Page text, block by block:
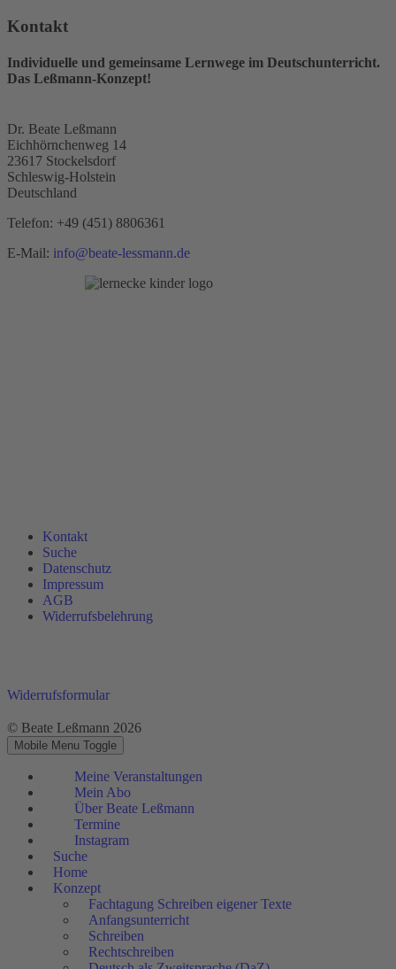
Kontakt
Individuelle und gemeinsame Lernwege im Deutschunterricht.
Das Leßmann-Konzept!
Dr. Beate Leßmann
Eichhörnchenweg 14
23617 Stockelsdorf
Schleswig-Holstein
Deutschland
Telefon: +49 (451) 8806361
E-Mail: info@beate-lessmann.de
Kontakt
Suche
Datenschutz
Impressum
AGB
Widerrufsbelehrung
Widerrufsformular
© Beate Leßmann 2026
Mobile Menu Toggle
Meine Veranstaltungen
Mein Abo
Über Beate Leßmann
Termine
Instagram
Suche
Home
Konzept
Fachtagung Schreiben eigener Texte
Anfangsunterricht
Schreiben
Rechtschreiben